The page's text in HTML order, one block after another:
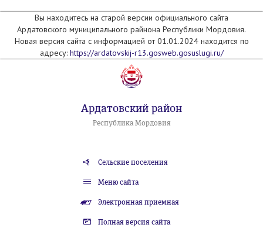
Вы находитесь на старой версии официального сайта
Ардатовского муниципального райнона Республики Мордовия.
Новая версия сайта с информацией от 01.01.2024 находится по
адресу: https://ardatovskij-r13.gosweb.gosuslugi.ru/
Ардатовский район
Республика Мордовия
Сельские поселения
Меню сайта
Электронная приемная
Полная версия сайта